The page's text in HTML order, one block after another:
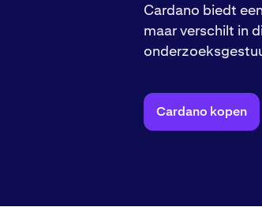
Cardano biedt
maar verschilt in
Cardano kopen